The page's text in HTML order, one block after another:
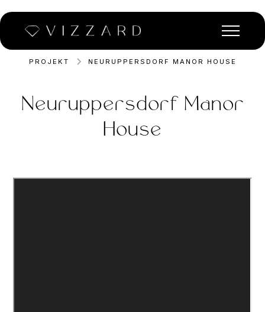
PROJEKT NEURUPPERSDORF MANOR HOUSE
Neuruppersdorf Manor
House